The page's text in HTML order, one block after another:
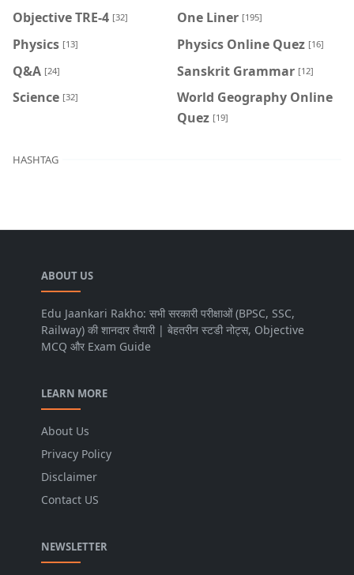
Objective TRE-4 [32] One Liner [195]
Physics [13] Physics Online Quez [16]
Q&A [24] Sanskrit Grammar [12]
Science [32]
World Geography Online
Quez [19]
HASHTAG
ABOUT US
Edu Jaankari Rakho: सभी सरकारी परीक्षाओं (BPSC, SSC,
Railway) की शानदार तैयारी | बेहतरीन स्टडी नोट्स, Objective
MCQ और Exam Guide
LEARN MORE
About Us
Privacy Policy
Disclaimer
Contact US
NEWSLETTER